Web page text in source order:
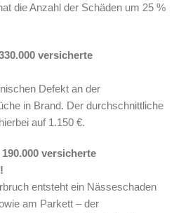
die Anzahl der Schäden um 25 %
versicherte
Defekt an der
in Brand. Der durchschnittliche
auf 1.150 €.
versicherte
entsteht ein Nässeschaden
am Parkett – der